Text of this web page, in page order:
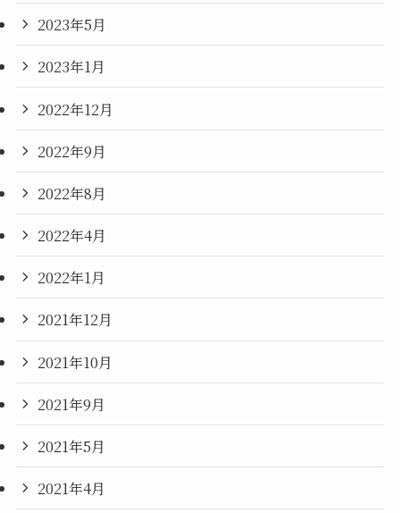
2023年5月
2023年1月
2022年12月
2022年9月
2022年8月
2022年4月
2022年1月
2021年12月
2021年10月
2021年9月
2021年5月
2021年4月